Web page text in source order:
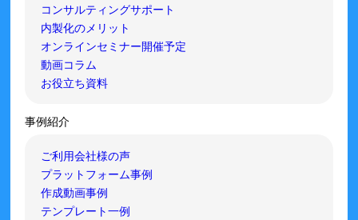
コンサルティングサポート
内製化のメリット
オンラインセミナー開催予定
動画コラム
お役立ち資料
事例紹介
ご利用会社様の声
プラットフォーム事例
作成動画事例
テンプレート一例